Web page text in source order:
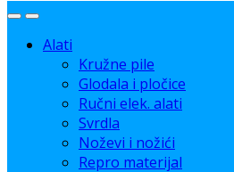
Alati
Kružne pile
Glodala i pločice
Ručni elek. alati
Svrdla
Noževi i nožići
Repro materijal